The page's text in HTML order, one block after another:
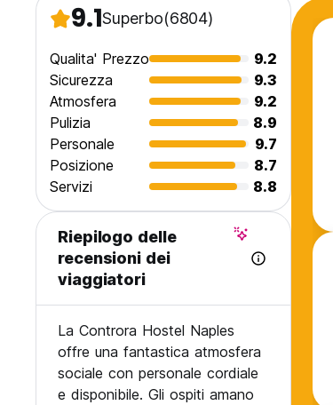
9.1Superbo(6804)
Qualita' Prezzo
9.2
Sicurezza
9.3
Atmosfera
9.2
Pulizia
8.9
Personale
9.7
Posizione
8.7
Servizi
8.8
Riepilogo delle
recensioni dei
viaggiatori
La Controra Hostel Naples
offre una fantastica atmosfera
sociale con personale cordiale
e disponibile. Gli ospiti amano